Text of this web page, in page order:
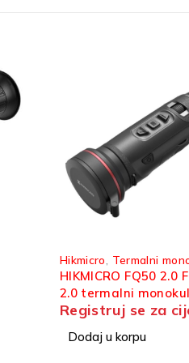
Digitalni dnevno-noćni
Hikmicro
HIKMICRO A50E
digitalni dnevno-
Registruj se za